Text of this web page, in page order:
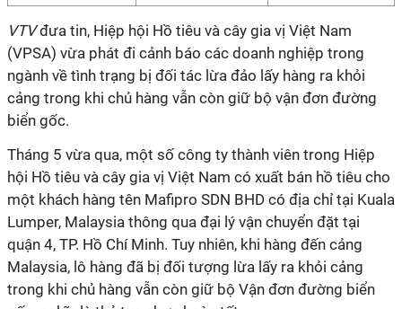
VTVđưa tin, Hiệp hội Hồ tiêu và cây gia vị Việt Nam
(VPSA) vừa phát đi cảnh báo các doanh nghiệp trong
ngành về tình trạng bị đối tác lừa đảo lấy hàng ra khỏi
cảng trong khi chủ hàng vẫn còn giữ bộ vận đơn đường
biển gốc.
Tháng 5 vừa qua, một số công ty thành viên trong Hiệp
hội Hồ tiêu và cây gia vị Việt Nam có xuất bán hồ tiêu cho
một khách hàng tên Mafipro SDN BHD có địa chỉ tại Kuala
Lumper, Malaysia thông qua đại lý vận chuyển đặt tại
quận 4, TP. Hồ Chí Minh. Tuy nhiên, khi hàng đến cảng
Malaysia, lô hàng đã bị đối tượng lừa lấy ra khỏi cảng
trong khi chủ hàng vẫn còn giữ bộ Vận đơn đường biển